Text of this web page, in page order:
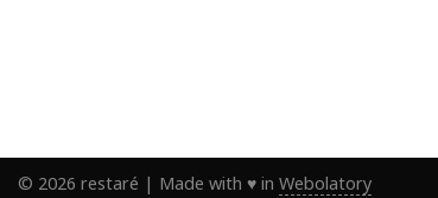
© 2026 restaré | Made with ♥ in Webolatory